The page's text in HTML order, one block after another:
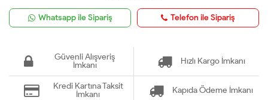
Whatsapp ile Sipariş Telefon ile Sipariş
Güvenli Alışveriş
İmkanı
Hızlı Kargo İmkanı
Kredi Kartına Taksit
İmkanı
Kapıda Ödeme İmkanı